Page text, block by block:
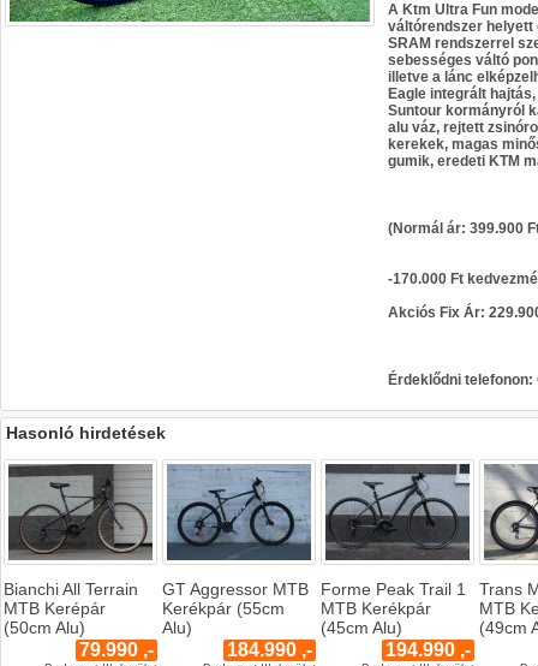
A Ktm Ultra Fun
váltórendszer
SRAM rendszerrel
sebességes váltó
illetve a lánc
Eagle integrált
Suntour kormányról
alu váz, rejtett
kerekek, magas
gumik, eredeti KTM
(Normál ár: 399.900
-170.000 Ft
Akciós Fix Ár:
Érdeklődni telefonon:
Hasonló hirdetések
Bianchi All Terrain
MTB Kerépár
(50cm Alu)
79.990 ,-
GT Aggressor MTB
Kerékpár (55cm
Alu)
184.990 ,-
Forme Peak Trail 1
MTB Kerékpár
(45cm Alu)
194.990 ,-
Trans
MTB
(49cm